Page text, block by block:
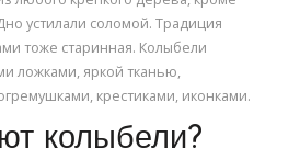
устилали соломой. Традиция
тоже старинная. Колыбели
ложками, яркой тканью,
крестиками, иконками.
колыбели?